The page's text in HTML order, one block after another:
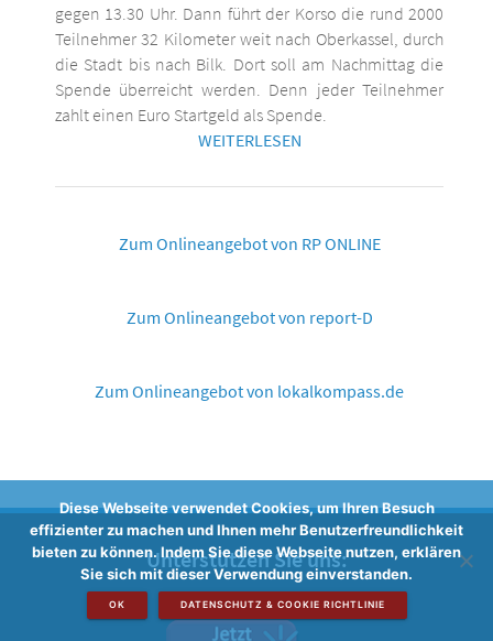
gegen 13.30 Uhr. Dann führt der Korso die rund 2000
Teilnehmer 32 Kilometer weit nach Oberkassel, durch
die Stadt bis nach Bilk. Dort soll am Nachmittag die
Spende überreicht werden. Denn jeder Teilnehmer
zahlt einen Euro Startgeld als Spende.
WEITERLESEN
Zum Onlineangebot von RP ONLINE
Zum Onlineangebot von report-D
Zum Onlineangebot von lokalkompass.de
Unterstützen Sie uns:
Diese Webseite verwendet Cookies, um Ihren Besuch
effizienter zu machen und Ihnen mehr Benutzerfreundlichkeit
bieten zu können. Indem Sie diese Webseite nutzen, erklären
Sie sich mit dieser Verwendung einverstanden.
OK DATENSCHUTZ & COOKIE RICHTLINIE